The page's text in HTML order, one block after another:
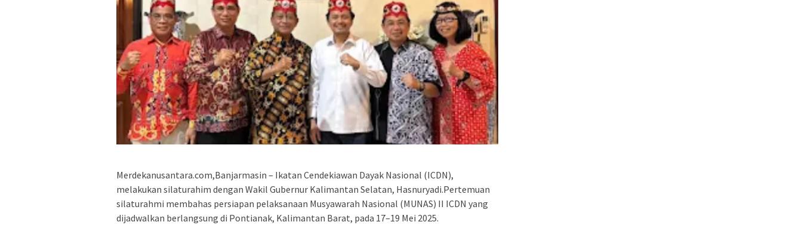
Merdekanusantara.com,Banjarmasin – Ikatan Cendekiawan Dayak Nasional (ICDN),
melakukan silaturahim dengan Wakil Gubernur Kalimantan Selatan, Hasnuryadi.Pertemuan
silaturahmi membahas persiapan pelaksanaan Musyawarah Nasional (MUNAS) II ICDN yang
dijadwalkan berlangsung di Pontianak, Kalimantan Barat, pada 17–19 Mei 2025.